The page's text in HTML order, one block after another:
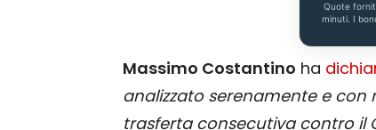
Quote
minuti. I
Massimo Costantino ha
analizzato serenamente e con
trasferta consecutiva contro il